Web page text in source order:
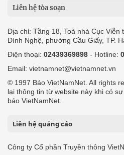
Liên hệ tòa soạn
Địa chỉ: Tầng 18, Toà nhà Cục Viễn
Đình Nghệ, phường Cầu Giấy, TP.
Điện thoại: 02439369898 - Hotline:
Email: vietnamnet@vietnamnet.vn
© 1997 Báo VietNamNet. All rights
lại thông tin từ website này khi có
báo VietNamNet.
Liên hệ quảng cáo
Công ty Cổ phần Truyền thông